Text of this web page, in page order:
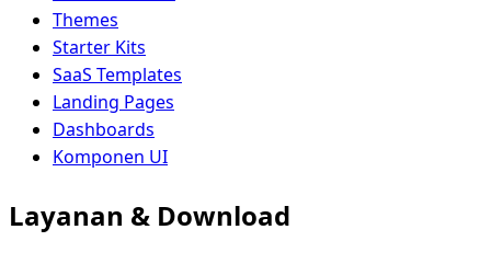
Themes
Starter Kits
SaaS Templates
Landing Pages
Dashboards
Komponen UI
Layanan & Download